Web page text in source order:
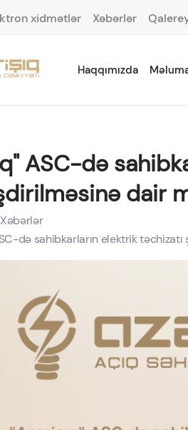
xidmətlər Xəbərlər
Haqqımızda
ASC-də
dair
Xəbərlər
də sahibkarların elektrik